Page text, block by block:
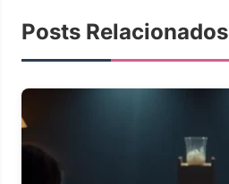
Posts Relacionados